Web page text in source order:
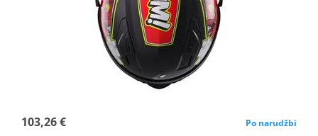
103,26 € Po narudžbi